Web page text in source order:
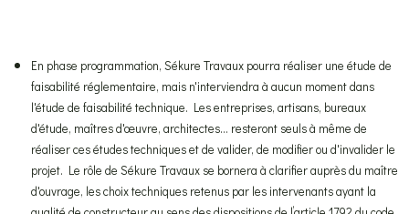
En phase programmation, Sékure Travaux pourra réaliser une étude de
faisabilité réglementaire, mais n'interviendra à aucun moment dans
l'étude de faisabilité technique. Les entreprises, artisans, bureaux
d'étude, maîtres d'œuvre, architectes... resteront seuls à même de
réaliser ces études techniques et de valider, de modifier ou d'invalider le
projet. Le rôle de Sékure Travaux se bornera à clarifier auprès du maître
d'ouvrage, les choix techniques retenus par les intervenants ayant la